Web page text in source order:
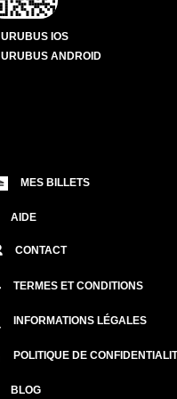
IOS
ANDROID
MES BILLETS
AIDE
CONTACT
TERMES ET CONDITIONS
INFORMATIONS LÉGALES
POLITIQUE DE
BLOG